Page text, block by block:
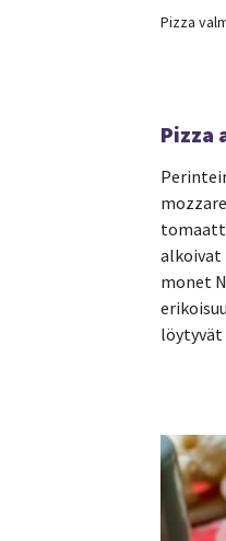
Pizza
Pizza
alkoivat
monet
löytyvät